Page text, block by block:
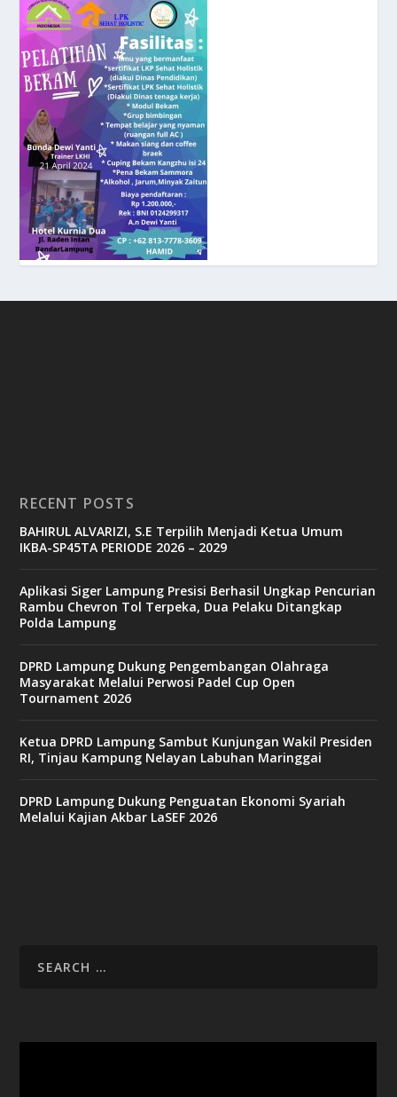
RECENT POSTS
BAHIRUL ALVARIZI, S.E Terpilih Menjadi Ketua Umum
IKBA-SP45TA PERIODE 2026 – 2029
Aplikasi Siger Lampung Presisi Berhasil Ungkap Pencurian
Rambu Chevron Tol Terpeka, Dua Pelaku Ditangkap
Polda Lampung
DPRD Lampung Dukung Pengembangan Olahraga
Masyarakat Melalui Perwosi Padel Cup Open
Tournament 2026
Ketua DPRD Lampung Sambut Kunjungan Wakil Presiden
RI, Tinjau Kampung Nelayan Labuhan Maringgai
DPRD Lampung Dukung Penguatan Ekonomi Syariah
Melalui Kajian Akbar LaSEF 2026